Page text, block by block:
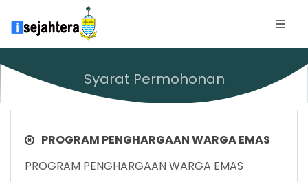
Syarat Permohonan
PROGRAM PENGHARGAAN WARGA EMAS
PROGRAM PENGHARGAAN WARGA EMAS